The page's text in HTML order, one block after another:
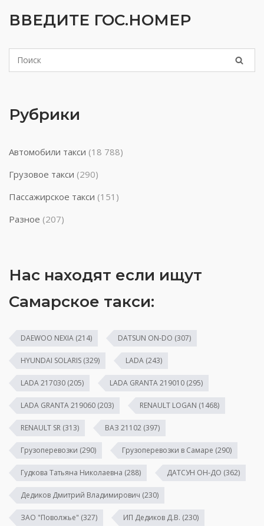
ВВЕДИТЕ ГОС.НОМЕР
Рубрики
Автомобили такси (18 788)
Грузовое такси (290)
Пассажирское такси (151)
Разное (207)
Нас находят если ищут
Самарское такси:
DAEWOO NEXIA (214) DATSUN ON-DO (307)
HYUNDAI SOLARIS (329) LADA (243)
LADA 217030 (205) LADA GRANTA 219010 (295)
LADA GRANTA 219060 (203) RENAULT LOGAN (1468)
RENAULT SR (313) ВАЗ 21102 (397)
Грузоперевозки (290) Грузоперевозки в Самаре (290)
Гудкова Татьяна Николаевна (288) ДАТСУН ОН-ДО (362)
Дедиков Дмитрий Владимирович (230)
ЗАО "Поволжье" (327) ИП Дедиков Д.В. (230)